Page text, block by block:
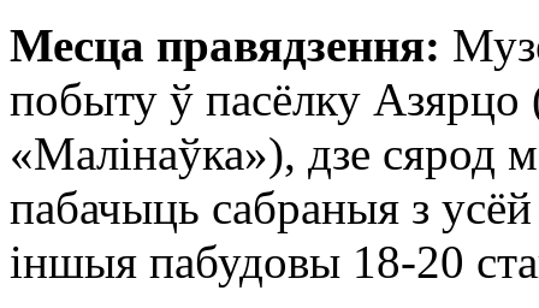
Месца правядзення:
побыту ў пасёлку Азярцо
«Малінаўка»), дзе сярод
пабачыць сабраныя з
іншыя пабудовы 18-20